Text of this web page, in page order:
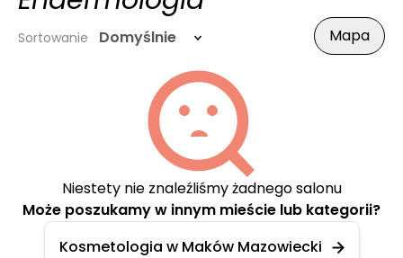
Sortowanie Domyślnie Mapa
Niestety nie znaleźliśmy żadnego salonu
Może poszukamy w innym mieście lub kategorii?
Kosmetologia w Maków Mazowiecki